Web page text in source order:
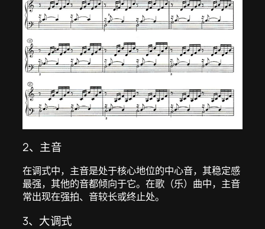
2、主音
在调式中，主音是处于核心地位的中心音，其稳定感
最强，其他的音都倾向于它。在歌（乐）曲中，主音
常出现在强拍、音较长或终止处。
3、大调式